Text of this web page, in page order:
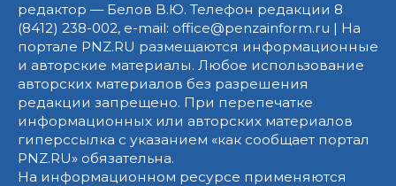
редактор — Белов В.Ю. Телефон редакции 8
(8412) 238-002, e-mail: office@penzainform.ru | На
портале PNZ.RU размещаются информационные
и авторские материалы. Любое использование
авторских материалов без разрешения
редакции запрещено. При перепечатке
информационных или авторских материалов
гиперссылка с указанием «как сообщает портал
PNZ.RU» обязательна.
На информационном ресурсе применяются